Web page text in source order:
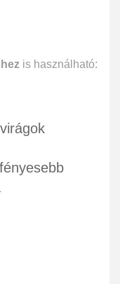
is használható: